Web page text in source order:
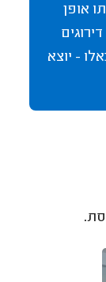
אופן
- יוצא